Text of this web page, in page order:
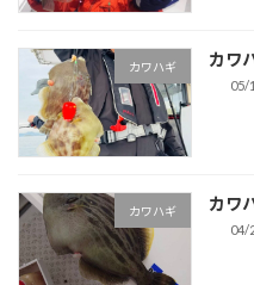
カワハギ カワ
05/
カワハギ カワ
04/